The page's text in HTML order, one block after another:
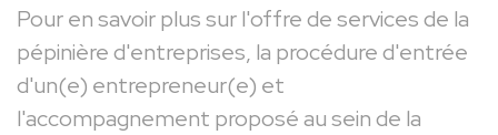
Pour en savoir plus sur l'offre de services de la
pépinière d'entreprises, la procédure d'entrée
d'un(e) entrepreneur(e) et
l'accompagnement proposé au sein de la